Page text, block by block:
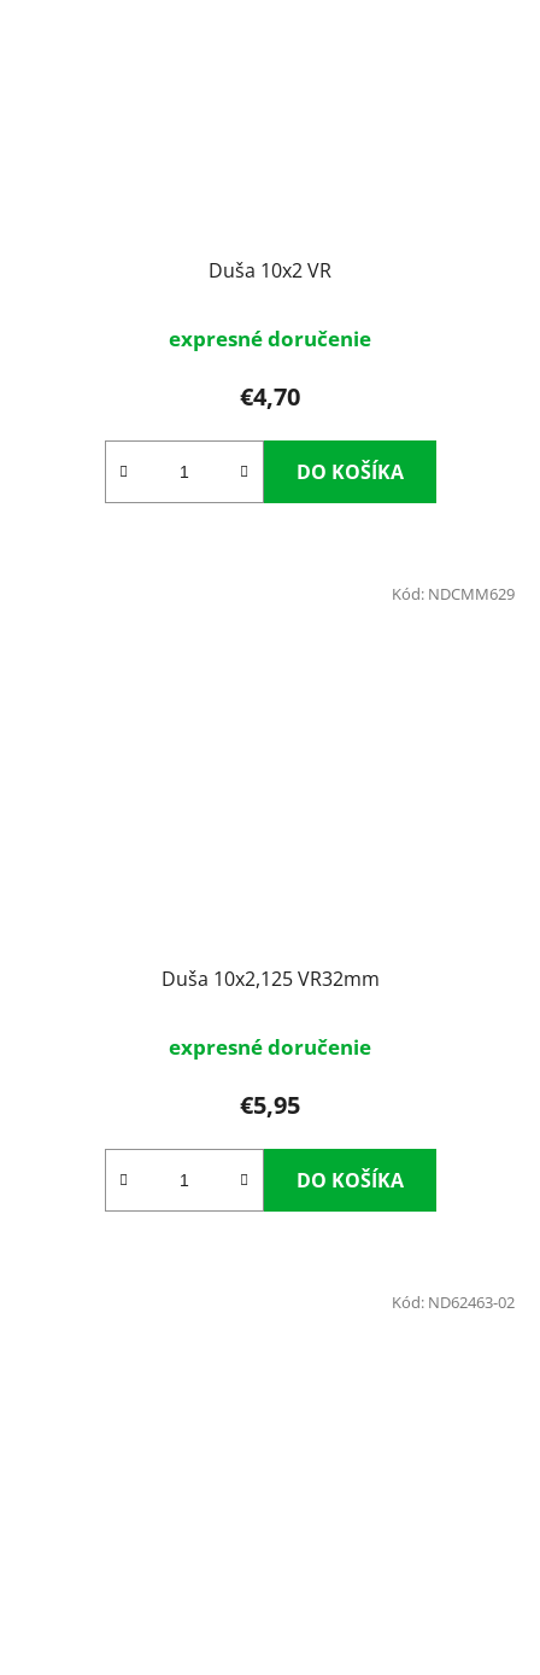
Duša 10x2 VR
expresné doručenie
€4,70
DO KOŠÍKA
Duša 10x2,125 VR32mm
expresné doručenie
€5,95
DO KOŠÍKA
Kód: NDCMM629
Kód: ND62463-02